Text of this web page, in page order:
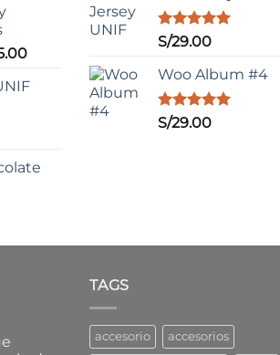
El
actual
era:
Valorado
de 5
S/29.00
Woo Album #4
Valorado
S/29.00
TAGS
accesorio accesorios